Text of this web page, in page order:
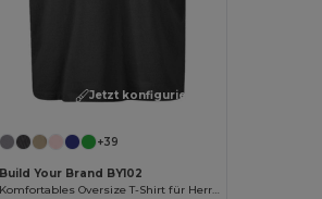
Jetzt konfigurieren!
+39
Build Your Brand BY102
Komfortables Oversize T-Shirt für Herren